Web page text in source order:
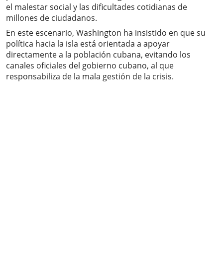
el malestar social y las dificultades cotidianas de
millones de ciudadanos.
En este escenario, Washington ha insistido en que su
política hacia la isla está orientada a apoyar
directamente a la población cubana, evitando los
canales oficiales del gobierno cubano, al que
responsabiliza de la mala gestión de la crisis.